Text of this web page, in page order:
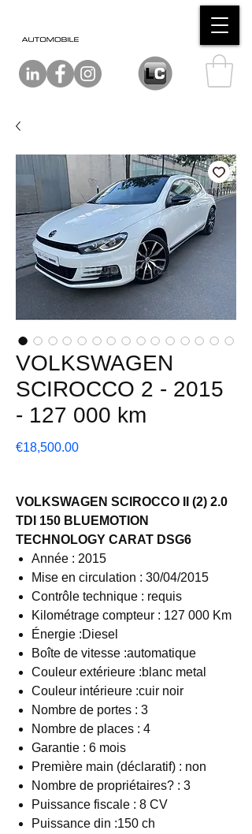
VOLKSWAGEN
SCIROCCO 2 - 2015
- 127 000 km
€18,500.00Price
VOLKSWAGEN SCIROCCO II (2) 2.0
TDI 150 BLUEMOTION
TECHNOLOGY CARAT DSG6
Année : 2015
Mise en circulation : 30/04/2015
Contrôle technique : requis
Kilométrage compteur : 127 000 Km
Énergie :Diesel
Boîte de vitesse :automatique
Couleur extérieure :blanc metal
Couleur intérieure :cuir noir
Nombre de portes : 3
Nombre de places : 4
Garantie : 6 mois
Première main (déclaratif) : non
Nombre de propriétaires? : 3
Puissance fiscale : 8 CV
Puissance din :150 ch